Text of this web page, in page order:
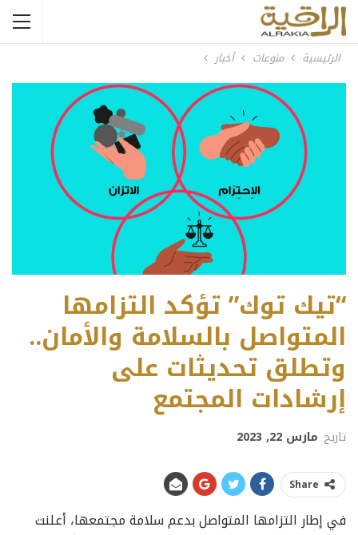
الرئيسية منوعات أخبار
“تيك توك” تؤكد التزامها
المتواصل بالسلامة والأمان..
وتطلق تحديثات على
إرشادات المجتمع
تاريخ مارس 22, 2023
Share
في إطار التزامها المتواصل بدعم سلامة مجتمعها، أعلنت